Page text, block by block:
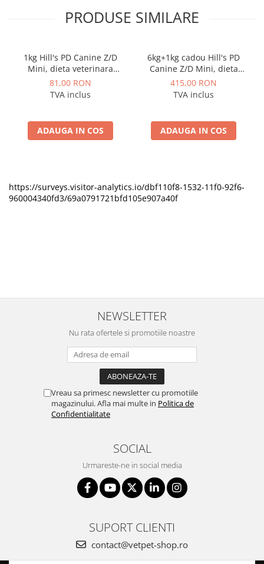
PRODUSE SIMILARE
1kg Hill's PD Canine Z/D
Mini, dieta veterinara
pentru caini cu probleme
dermatologice
81,00 RON
TVA inclus
ADAUGA IN COS
6kg+1kg cadou Hill's PD
Canine Z/D Mini, dieta
veterinara pentru caini cu
probleme dermatologice
415,00 RON
TVA inclus
ADAUGA IN COS
https://surveys.visitor-analytics.io/dbf110f8-1532-11f0-92f6-
960004340fd3/69a0791721bfd105e907a40f
NEWSLETTER
Nu rata ofertele si promotiile noastre
Vreau sa primesc newsletter cu promotiile
magazinului. Afla mai multe in Politica de
Confidentialitate
SOCIAL
Urmareste-ne in social media
SUPORT CLIENTI
contact@vetpet-shop.ro